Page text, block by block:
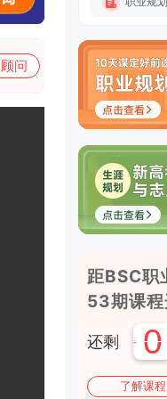
问
距BSC职
53期课程
还剩 0
了解课程